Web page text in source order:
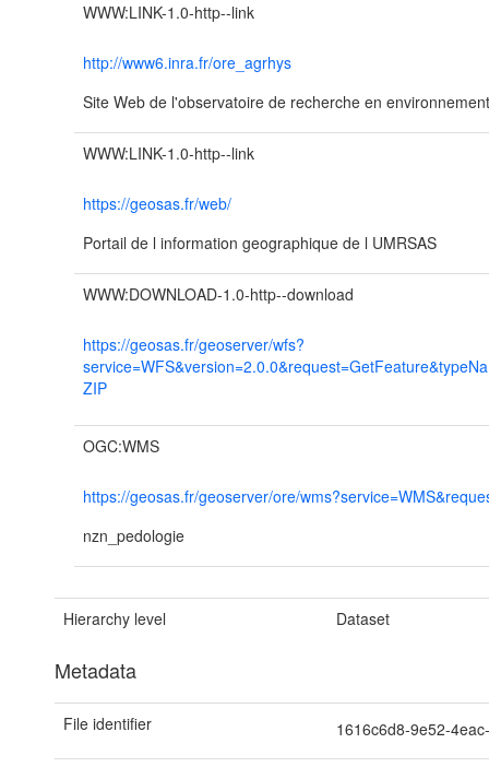
WWW:LINK-1.0-http--link
http://www6.inra.fr/ore_agrhys
Site Web de l'observatoire de recherche en
WWW:LINK-1.0-http--link
https://geosas.fr/web/
Portail de l information geographique de l UMRSAS
WWW:DOWNLOAD-1.0-http--download
https://geosas.fr/geoserver/wfs?
ZIP
OGC:WMS
https://geosas.fr/geoserver/ore/
nzn_pedologie
Hierarchy level Dataset
Metadata
File identifier 1616c6d8-9e52-